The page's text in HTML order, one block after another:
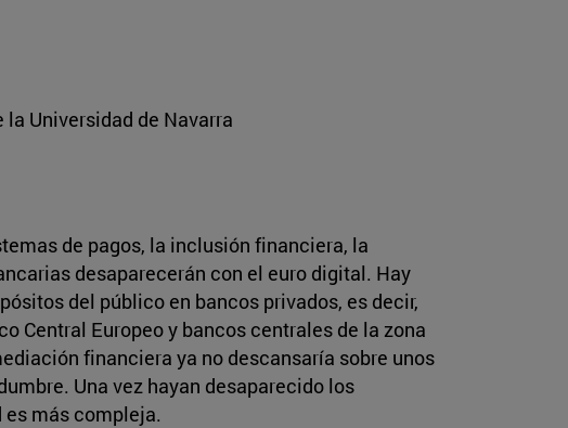
Universidad de Navarra
de pagos, la inclusión financiera, la
desaparecerán con el euro digital. Hay
del público en bancos privados, es decir,
Central Europeo y bancos centrales de la zona
financiera ya no descansaría sobre unos
Una vez hayan desaparecido los
más compleja.